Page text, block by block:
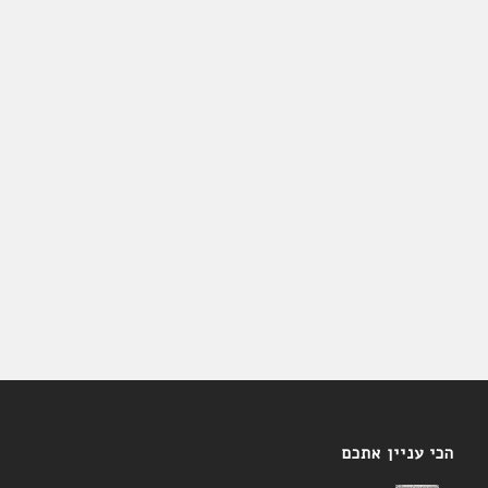
הכי עניין אתכם